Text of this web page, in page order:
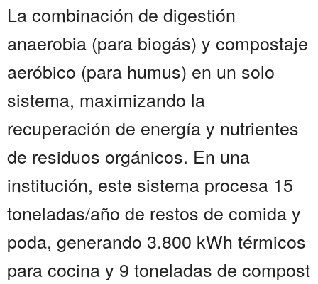
La combinación de digestión
anaerobia (para biogás) y compostaje
aeróbico (para humus) en un solo
sistema, maximizando la
recuperación de energía y nutrientes
de residuos orgánicos. En una
institución, este sistema procesa 15
toneladas/año de restos de comida y
poda, generando 3.800 kWh térmicos
para cocina y 9 toneladas de compost